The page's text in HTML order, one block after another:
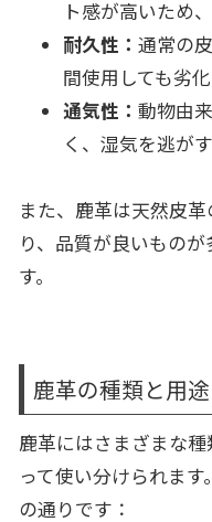
ト感が高いため
耐久性： 通常の
間使用しても劣
通気性： 動物由
く、湿気を逃が
また、鹿革は天然皮
り、品質が良いもの
す。
鹿革の種類と用途
鹿革にはさまざまな
って使い分けられま
の通りです：